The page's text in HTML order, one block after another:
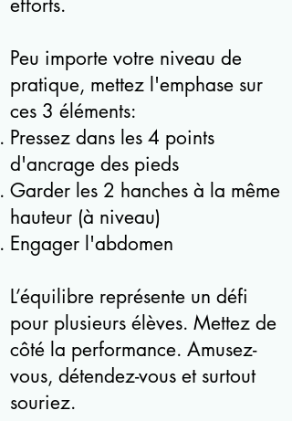
efforts.
Peu importe votre niveau de
pratique, mettez l'emphase sur
ces 3 éléments:
Pressez dans les 4 points
d'ancrage des pieds
Garder les 2 hanches à la même
hauteur (à niveau)
Engager l'abdomen
L’équilibre représente un défi
pour plusieurs élèves. Mettez de
côté la performance. Amusez-
vous, détendez-vous et surtout
souriez.